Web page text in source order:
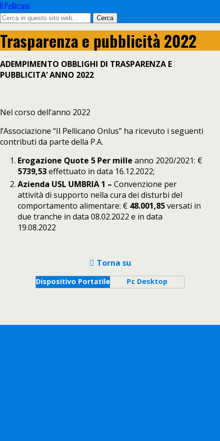
Il Pellicano
Trasparenza e pubblicità 2022
ADEMPIMENTO OBBLIGHI DI TRASPARENZA E
PUBBLICITA’ ANNO 2022
Nel corso dell’anno 2022
l’Associazione “Il Pellicano Onlus” ha ricevuto i seguenti
contributi da parte della P.A.
Erogazione Quote 5 Per mille anno 2020/2021: €
5739,53effettuato in data 16.12.2022;
Azienda USL UMBRIA 1 – Convenzione per
attività di supporto nella cura dei disturbi del
comportamento alimentare: € 48.001,85versati in
due tranche in data 08.02.2022 e in data
19.08.2022
Torna su
Dispositivo Portatile Pc Desktop